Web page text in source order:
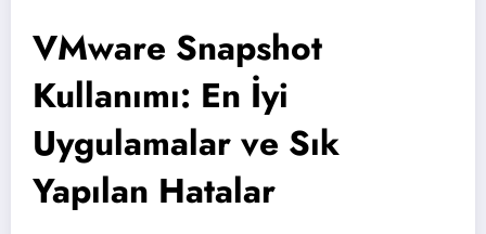
VMware Snapshot
Kullanımı: En İyi
Uygulamalar ve Sık
Yapılan Hatalar